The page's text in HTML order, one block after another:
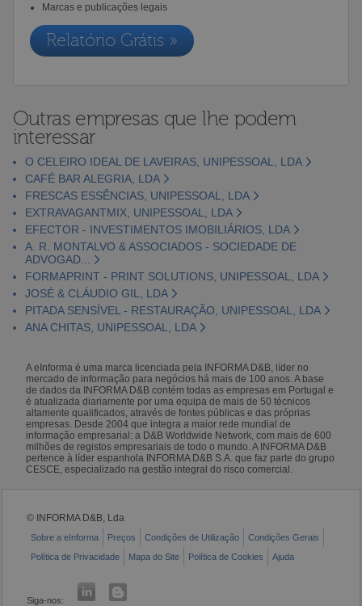
Marcas e publicações legais
Relatório Grátis »
Outras empresas que lhe podem
interessar
O CELEIRO IDEAL DE LAVEIRAS, UNIPESSOAL, LDA
CAFÉ BAR ALEGRIA, LDA
FRESCAS ESSÊNCIAS, UNIPESSOAL, LDA
EXTRAVAGANTMIX, UNIPESSOAL, LDA
EFECTOR - INVESTIMENTOS IMOBILIÁRIOS, LDA
A. R. MONTALVO & ASSOCIADOS - SOCIEDADE DE
ADVOGAD...
FORMAPRINT - PRINT SOLUTIONS, UNIPESSOAL, LDA
JOSÉ & CLÁUDIO GIL, LDA
PITADA SENSÍVEL - RESTAURAÇÃO, UNIPESSOAL, LDA
ANA CHITAS, UNIPESSOAL, LDA
A eInforma é uma marca licenciada pela INFORMA D&B, líder no
mercado de informação para negócios há mais de 100 anos. A base
de dados da INFORMA D&B contém todas as empresas em Portugal e
é atualizada diariamente por uma equipa de mais de 50 técnicos
altamente qualificados, através de fontes públicas e das próprias
empresas. Desde 2004 que integra a maior rede mundial de
informação empresarial: a D&B Worldwide Network, com mais de 600
milhões de registos empresariais de todo o mundo. A INFORMA D&B
pertence à líder espanhola INFORMA D&B S.A. que faz parte do grupo
CESCE, especializado na gestão integral do risco comercial.
© INFORMA D&B, Lda
Sobre a eInforma Preços Condições de Utilização
Condições Gerais
Política de Privacidade
Mapa do Site Política de Cookies Ajuda
Siga-nos: